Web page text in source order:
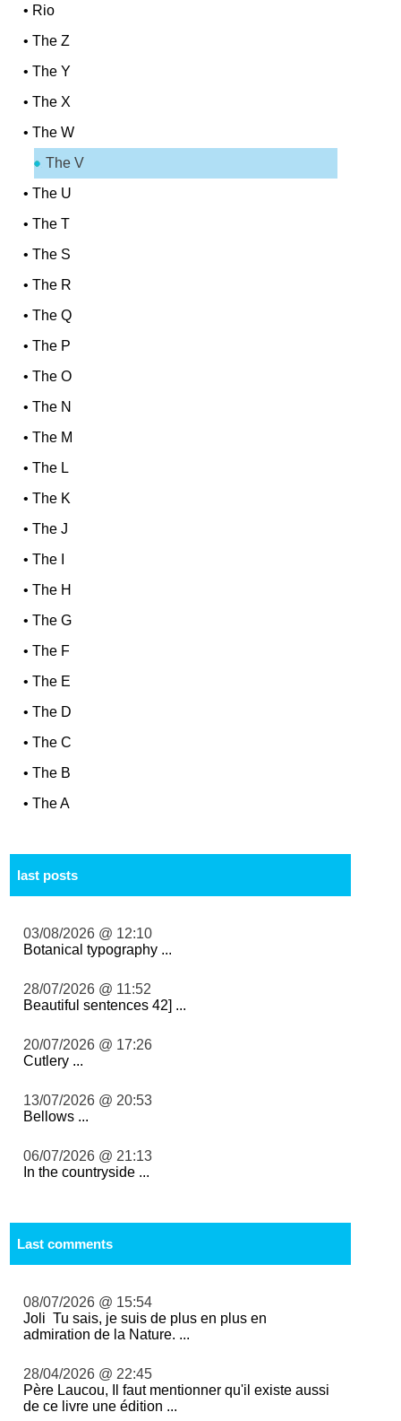
• Rio
•The Z
•The Y
•The X
•The W
The V
•The U
•The T
•The S
•The R
•The Q
•The P
•The O
•The N
•The M
•The L
•The K
•The J
•The I
•The H
•The G
•The F
•The E
•The D
•The C
•The B
•The A
last posts
03/08/2026 @ 12:10
Botanical typography ...
28/07/2026 @ 11:52
Beautiful sentences 42] ...
20/07/2026 @ 17:26
Cutlery ...
13/07/2026 @ 20:53
Bellows ...
06/07/2026 @ 21:13
In the countryside ...
Last comments
08/07/2026 @ 15:54
Joli Tu sais, je suis de plus en plus en
admiration de la Nature. ...
28/04/2026 @ 22:45
Père Laucou, Il faut mentionner qu'il existe aussi
de ce livre une édition ...